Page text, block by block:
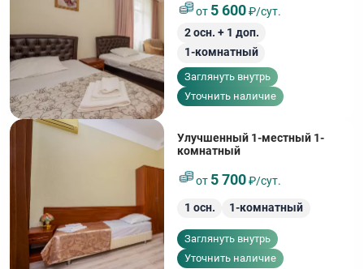
от 5 600₽/сут.
2осн. + 1 доп.
1-комнатный
Заглянуть внутрь
Уточнить наличие
Улучшенный 1-местный 1-
комнатный
от 5 700₽/сут.
1 осн. 1-комнатный
Заглянуть внутрь
Уточнить наличие